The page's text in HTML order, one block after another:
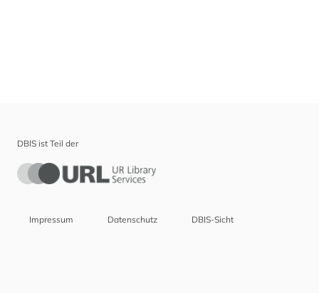
DBIS ist Teil der
Impressum Datenschutz DBIS-Sicht